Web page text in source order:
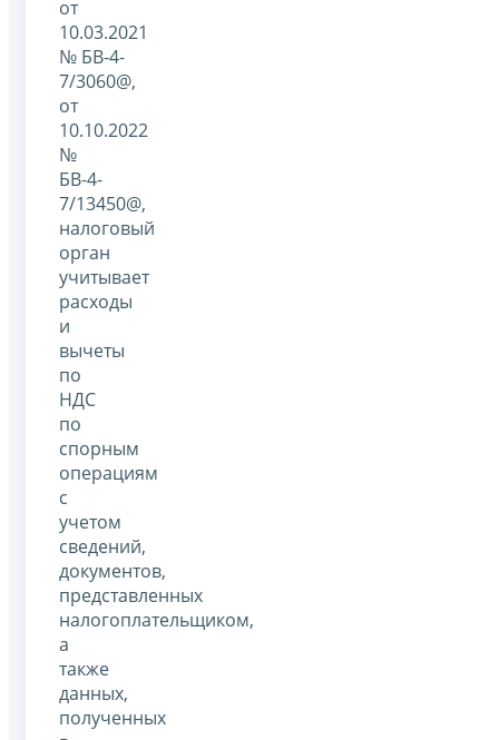
от
10.03.2021
№ БВ-4-
7/3060@,
от
10.10.2022
№
БВ-4-
7/13450@,
налоговый
орган
учитывает
расходы
и
вычеты
по
НДС
по
спорным
операциям
с
учетом
сведений,
документов,
представленных
налогоплательщиком,
а
также
данных,
полученных